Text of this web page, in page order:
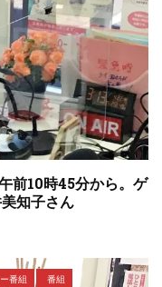
前10時45分から。ゲ
知子さん
番組 番組